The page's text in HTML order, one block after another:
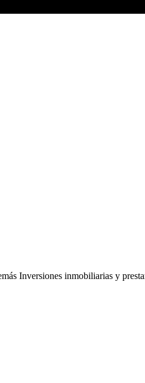
Inversiones inmobiliarias y